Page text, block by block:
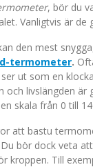
, bör du
Vanligtvis är de
den mest
termometer.
ut som en
livslängden är
skala från 0 till
att bastu
bör dock veta
kroppen. Till